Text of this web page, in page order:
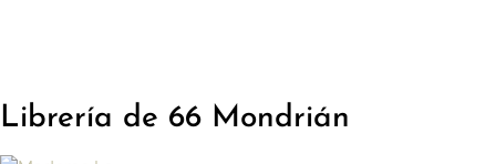
Librería de 66 Mondrián